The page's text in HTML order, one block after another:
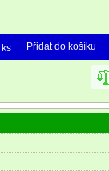
Přidat do košíku
ks